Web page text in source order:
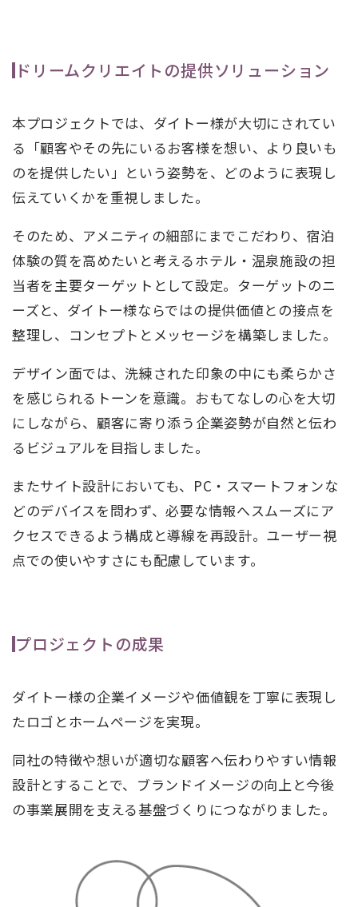
ドリームクリエイトの提供ソリューション
本プロジェクトでは、ダイトー様が大切にされてい
る「顧客やその先にいるお客様を想い、より良いも
のを提供したい」という姿勢を、どのように表現し
伝えていくかを重視しました。
そのため、アメニティの細部にまでこだわり、宿泊
体験の質を高めたいと考えるホテル・温泉施設の担
当者を主要ターゲットとして設定。ターゲットのニ
ーズと、ダイトー様ならではの提供価値との接点を
整理し、コンセプトとメッセージを構築しました。
デザイン面では、洗練された印象の中にも柔らかさ
を感じられるトーンを意識。おもてなしの心を大切
にしながら、顧客に寄り添う企業姿勢が自然と伝わ
るビジュアルを目指しました。
またサイト設計においても、PC・スマートフォンな
どのデバイスを問わず、必要な情報へスムーズにア
クセスできるよう構成と導線を再設計。ユーザー視
点での使いやすさにも配慮しています。
プロジェクトの成果
ダイトー様の企業イメージや価値観を丁寧に表現し
たロゴとホームページを実現。
同社の特徴や想いが適切な顧客へ伝わりやすい情報
設計とすることで、ブランドイメージの向上と今後
の事業展開を支える基盤づくりにつながりました。